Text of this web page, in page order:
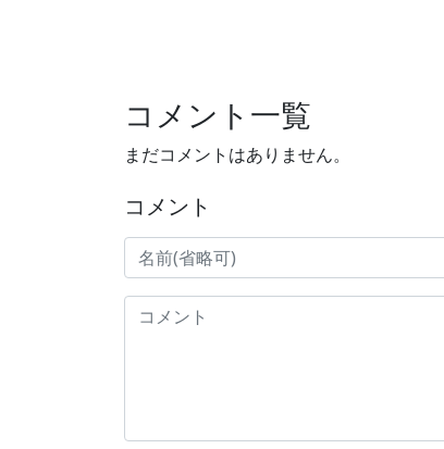
コメント一覧
まだコメントはありません。
コメント